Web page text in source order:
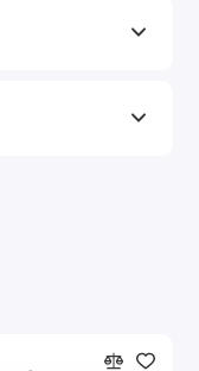
KLĀSTS
pašreizējo